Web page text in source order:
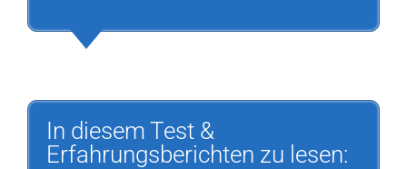
In diesem Test &
Erfahrungsberichten zu lesen: